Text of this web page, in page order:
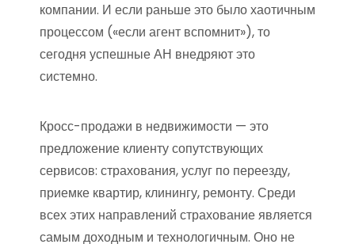
компании. И если раньше это было хаотичным
процессом («если агент вспомнит»), то
сегодня успешные АН внедряют это
системно.
Кросс-продажи в недвижимости — это
предложение клиенту сопутствующих
сервисов: страхования, услуг по переезду,
приемке квартир, клинингу, ремонту. Среди
всех этих направлений страхование является
самым доходным и технологичным. Оно не